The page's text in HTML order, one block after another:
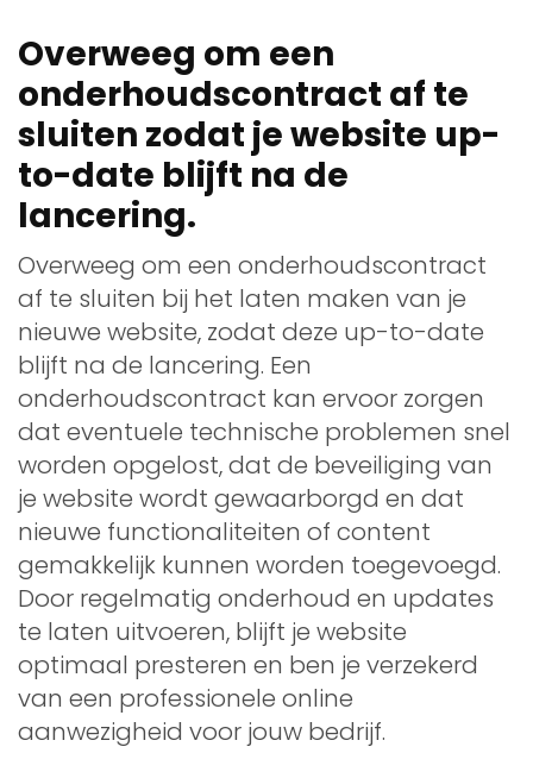
Overweeg om een
onderhoudscontract af te
sluiten zodat je website up-
to-date blijft na de
lancering.
Overweeg om een onderhoudscontract
af te sluiten bij het laten maken van je
nieuwe website, zodat deze up-to-date
blijft na de lancering. Een
onderhoudscontract kan ervoor zorgen
dat eventuele technische problemen snel
worden opgelost, dat de beveiliging van
je website wordt gewaarborgd en dat
nieuwe functionaliteiten of content
gemakkelijk kunnen worden toegevoegd.
Door regelmatig onderhoud en updates
te laten uitvoeren, blijft je website
optimaal presteren en ben je verzekerd
van een professionele online
aanwezigheid voor jouw bedrijf.